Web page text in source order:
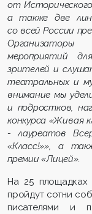
от
а также две
со всей России
мероприятий
зрителей и
театральных и
внимание мы
и подростков,
конкурса «Живая
- лауреатов
«Класс!»», а
премии «Лицей».
На 25 площадках
пройдут сотни
писателями и